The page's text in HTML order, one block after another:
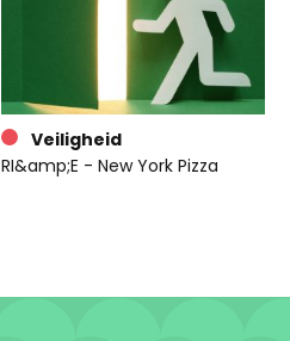
Veiligheid
RI&amp;E - New York Pizza